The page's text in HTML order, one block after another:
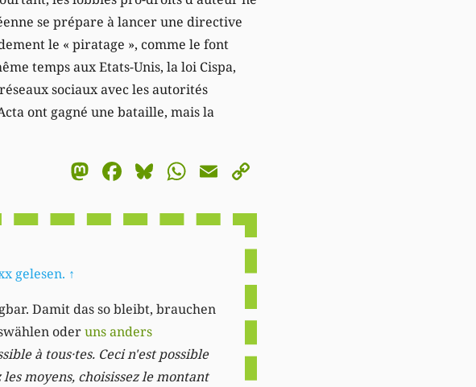
se prépare à lancer une directive
le « piratage », comme le font
temps aux Etats-Unis, la loi Cispa,
sociaux avec les autorités
ont gagné une bataille, mais la
Mastodon
Facebook
Bluesky
WhatsApp
Email
gelesen. ↑
Damit das so bleibt, brauchen
oderuns anders
à tous·tes. Ceci n'est possible
moyens, choisissez le montant